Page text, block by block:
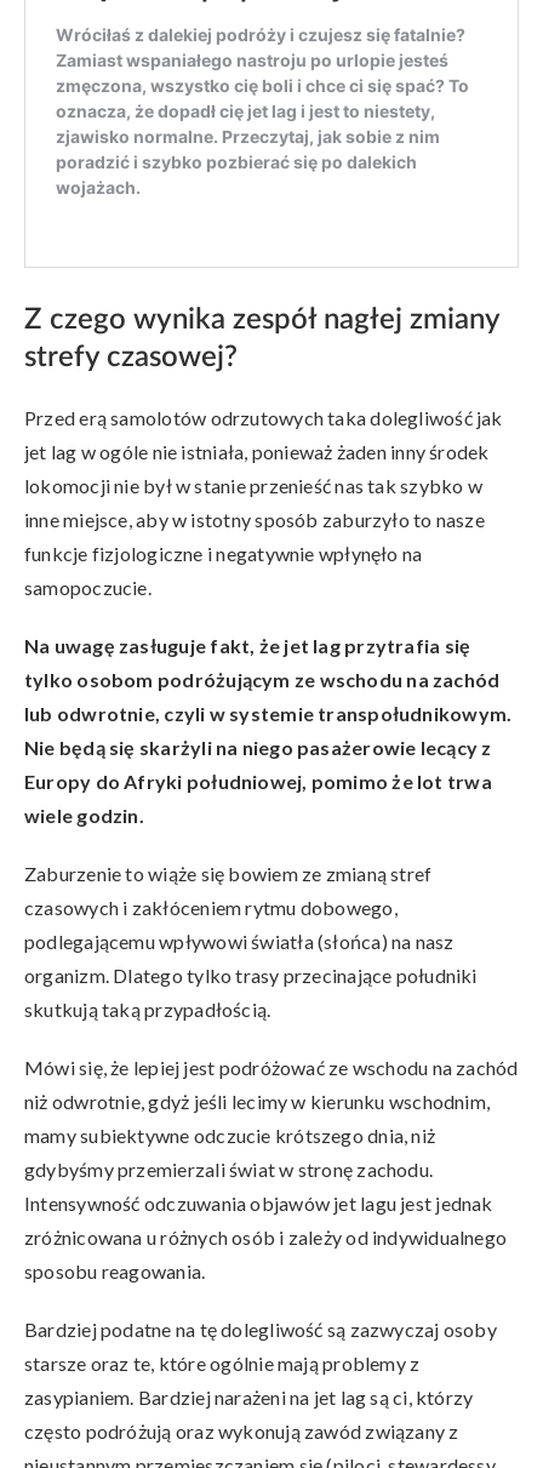
Z czego wynika zespół nagłej zmiany
strefy czasowej?
Przed erą samolotów odrzutowych taka dolegliwość jak
jet lag w ogóle nie istniała, ponieważ żaden inny środek
lokomocji nie był w stanie przenieść nas tak szybko w
inne miejsce, aby w istotny sposób zaburzyło to nasze
funkcje fizjologiczne i negatywnie wpłynęło na
samopoczucie.
Na uwagę zasługuje fakt, że jet lag przytrafia się
tylko osobom podróżującym ze wschodu na zachód
lub odwrotnie, czyli w systemie transpołudnikowym.
Nie będą się skarżyli na niego pasażerowie lecący z
Europy do Afryki południowej, pomimo że lot trwa
wiele godzin.
Zaburzenie to wiąże się bowiem ze zmianą stref
czasowych i zakłóceniem rytmu dobowego,
podlegającemu wpływowi światła (słońca) na nasz
organizm. Dlatego tylko trasy przecinające południki
skutkują taką przypadłością.
Mówi się, że lepiej jest podróżować ze wschodu na zachód
niż odwrotnie, gdyż jeśli lecimy w kierunku wschodnim,
mamy subiektywne odczucie krótszego dnia, niż
gdybyśmy przemierzali świat w stronę zachodu.
Intensywność odczuwania objawów jet lagu jest jednak
zróżnicowana u różnych osób i zależy od indywidualnego
sposobu reagowania.
Bardziej podatne na tę dolegliwość są zazwyczaj osoby
starsze oraz te, które ogólnie mają problemy z
zasypianiem. Bardziej narażeni na jet lag są ci, którzy
często podróżują oraz wykonują zawód związany z